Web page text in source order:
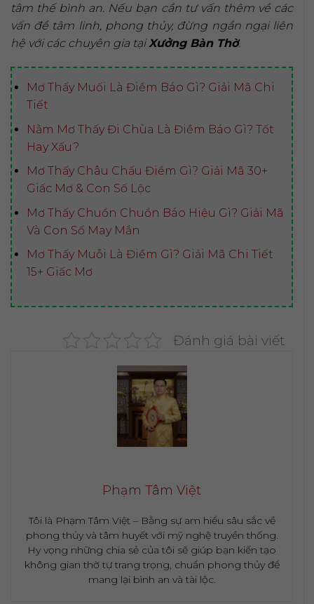
tâm thế bình an. Nếu bạn cần tư vấn thêm về các
vấn đề tâm linh, phong thủy, đừng ngần ngại liên
hệ với các chuyên gia tạiXưởng Bàn Thờ.
Mơ Thấy Muối Là Điềm Báo Gì? Giải Mã Chi
Tiết
Nằm Mơ Thấy Đi Chùa Là Điềm Báo Gì? Tốt
Hay Xấu?
Mơ Thấy Châu Chấu Điềm Gì? Giải Mã 30+
Giấc Mơ & Con Số Lộc
Mơ Thấy Chuồn Chuồn Báo Hiệu Gì? Giải Mã
Và Con Số May Mắn
Mơ Thấy Muỗi Là Điềm Gì? Giải Mã Chi Tiết
15+ Giấc Mơ
Đánh giá bài viết
Phạm Tâm Việt
Tôi là Phạm Tâm Việt – Bằng sự am hiểu sâu sắc về
phong thủy và tâm huyết với mỹ nghệ truyền thống.
Hy vọng những chia sẻ của tôi sẽ giúp bạn kiến tạo
không gian thờ tự trang trọng, chuẩn phong thủy để
mang lại bình an và tài lộc.